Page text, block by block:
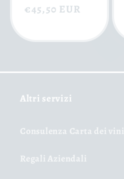
di
scontato
€45,50 EUR
Altri servizi
Consulenza Carta dei vini
Regali Aziendali